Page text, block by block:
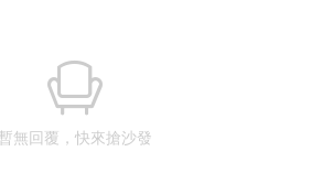
暫無回覆，快來搶沙發